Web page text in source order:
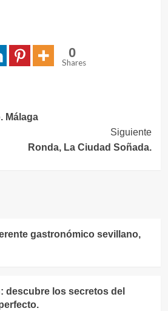
0
Shares
Málaga
Siguiente
Ronda, La Ciudad Soñada.
gastronómico sevillano,
descubre los secretos del